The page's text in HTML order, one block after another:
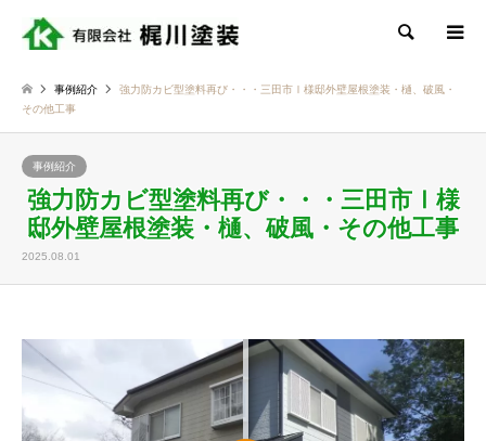
検索
事例紹介
強力防カビ型塗料再び・・・三田市Ⅰ様邸外壁屋根塗装・樋、破風・
その他工事
事例紹介
強力防カビ型塗料再び・・・三田市Ⅰ様
邸外壁屋根塗装・樋、破風・その他工事
2025.08.01